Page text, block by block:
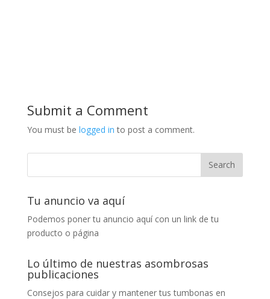
Submit a Comment
You must be logged in to post a comment.
Tu anuncio va aquí
Podemos poner tu anuncio aquí con un link de tu
producto o página
Lo último de nuestras asombrosas
publicaciones
Consejos para cuidar y mantener tus tumbonas en